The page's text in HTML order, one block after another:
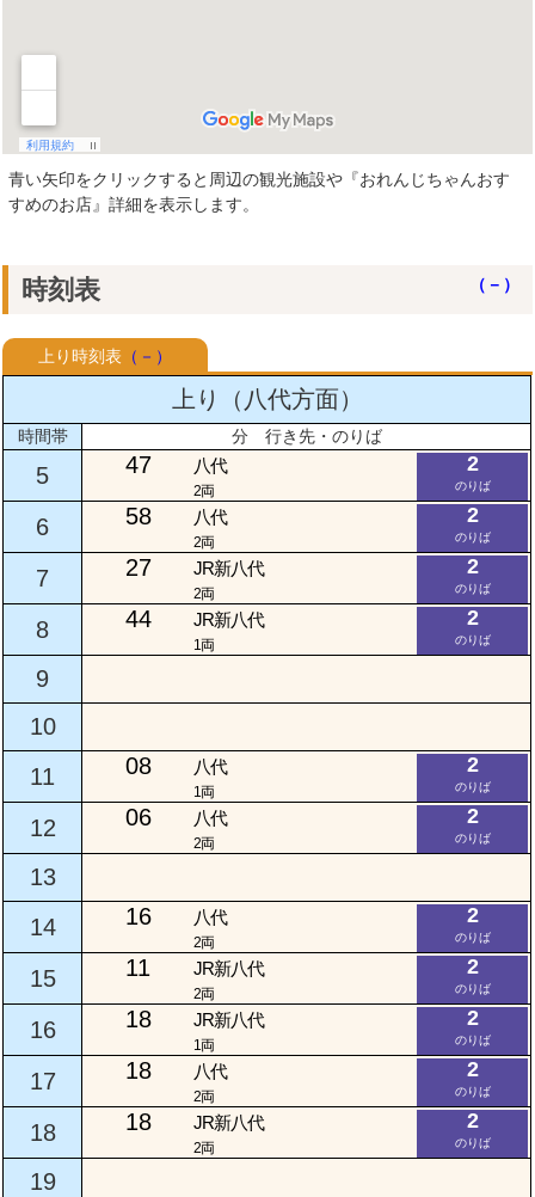
青い矢印をクリックすると周辺の観光施設や『おれんじちゃんおす
すめのお店』詳細を表示します。
時刻表 （－）
上り時刻表 （－）
上り（八代方面）
時間帯 分 行き先・のりば
5 47 八代
2両
2
のりば
6 58 八代
2両
2
のりば
7 27 JR新八代
2両
2
のりば
8 44 JR新八代
1両
2
のりば
9
10
11
08 八代
1両
2
のりば
12 06 八代
2両
2
のりば
13
14
16 八代
2両
2
のりば
15 11 JR新八代
2両
2
のりば
16 18 JR新八代
1両
2
のりば
17 18 八代
2両
2
のりば
18 18 JR新八代
2両
2
のりば
19